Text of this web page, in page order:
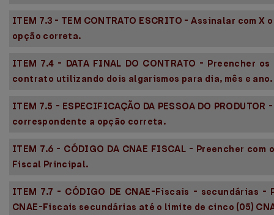
ITEM 7.3 - TEM CONTRATO ESCRITO - Assinalar com
opção correta.
ITEM 7.4 - DATA FINAL DO CONTRATO - Preencher
contrato utilizando dois algarismos para dia, mês e ano.
ITEM 7.5 - ESPECIFICAÇÃO DA PESSOA DO
correspondente a opção correta.
ITEM 7.6 - CÓDIGO DA CNAE FISCAL - Preencher
Fiscal Principal.
ITEM 7.7 - CÓDIGO DE CNAE-Fiscais - secundárias -
CNAE-Fiscais secundárias até o limite de cinco (05)